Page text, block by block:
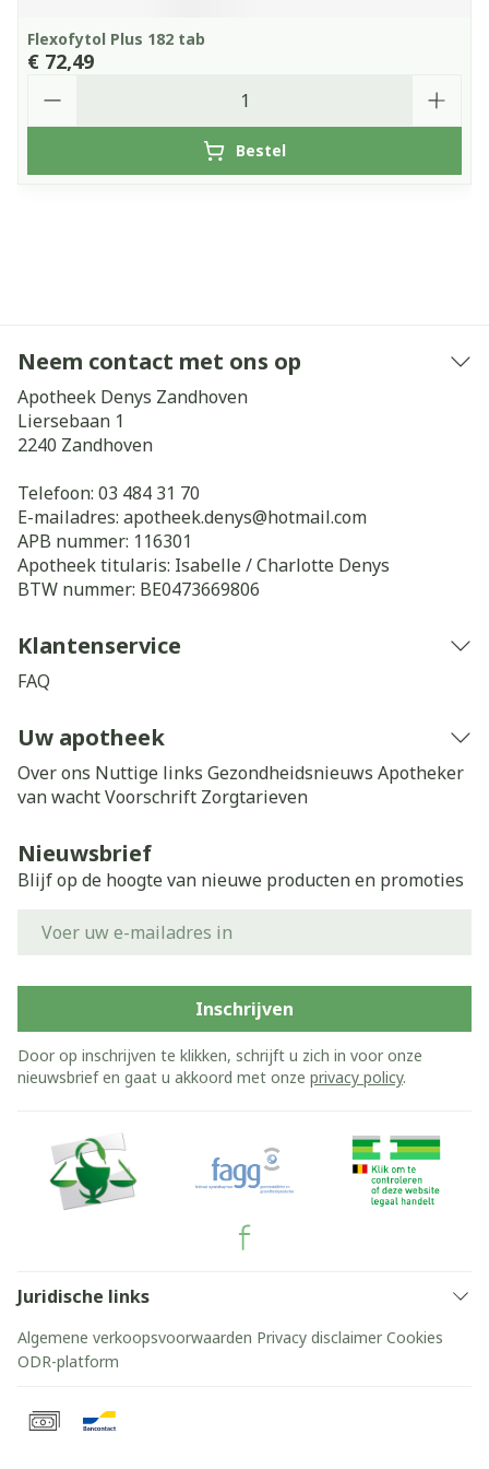
Flexofytol Plus 182 tab
€ 72,49
Bestel
Neem contact met ons op
Apotheek Denys Zandhoven
Liersebaan 1
2240 Zandhoven
Telefoon: 03 484 31 70
E-mailadres: apotheek.denys@hotmail.com
APB nummer: 116301
Apotheek titularis: Isabelle / Charlotte Denys
BTW nummer: BE0473669806
Klantenservice
FAQ
Uw apotheek
Over ons Nuttige links Gezondheidsnieuws Apotheker
van wachtVoorschrift Zorgtarieven
Nieuwsbrief
Blijf op de hoogte van nieuwe producten en promoties
Inschrijven
Door op inschrijven te klikken, schrijft u zich in voor onze
nieuwsbrief en gaat u akkoord met onze privacy policy.
Juridische links
Algemene verkoopsvoorwaarden Privacy disclaimer Cookies
ODR-platform